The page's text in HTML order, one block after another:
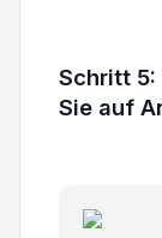
Schritt 5:
Sie auf